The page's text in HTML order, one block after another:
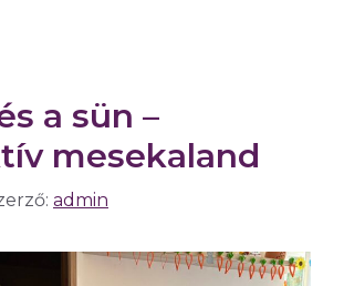
a sün –
mesekaland
admin